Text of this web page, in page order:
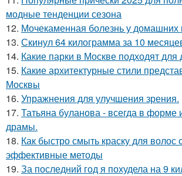
модные тенденции сезона
12. Мочекаменная болезнь у домашних
13. Скинул 64 килограмма за 10
14. Какие парки в Москве подходят для
15. Какие архитектурные стили
Москвы
16. Упражнения для улучшения зрения.
17. Татьяна буланова - всегда в форме
драмы.
18. Как быстро смыть краску для волос
эффективные методы
19. За последний год я похудела на 9